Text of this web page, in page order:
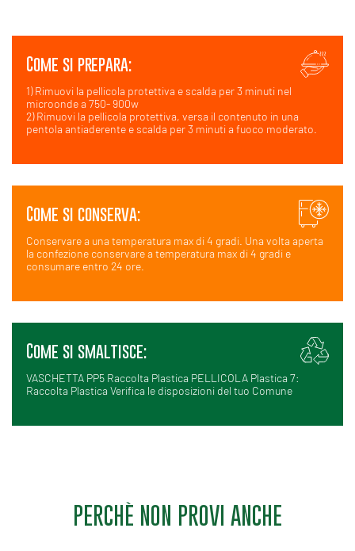
Come si prepara:
1) Rimuovi la pellicola protettiva e scalda per 3 minuti nel
microonde a 750- 900w
2) Rimuovi la pellicola protettiva, versa il contenuto in una
pentola antiaderente e scalda per 3 minuti a fuoco moderato.
Come si conserva:
Conservare a una temperatura max di 4 gradi. Una volta aperta
la confezione conservare a temperatura max di 4 gradi e
consumare entro 24 ore.
Come si smaltisce:
VASCHETTA PP5 Raccolta Plastica PELLICOLA Plastica 7:
Raccolta Plastica Verifica le disposizioni del tuo Comune
PERCHÈ NON PROVI ANCHE